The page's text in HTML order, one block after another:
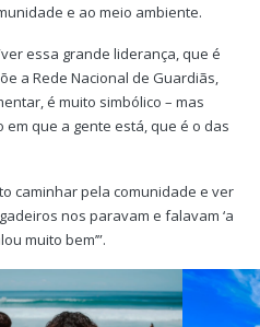
e ao meio ambiente.
essa grande liderança, que é
a Rede Nacional de Guardiãs,
é muito simbólico – mas
que a gente está, que é o das
caminhar pela comunidade e ver
nos paravam e falavam ‘a
muito bem’”.